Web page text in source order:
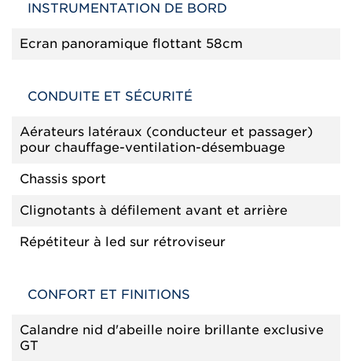
INSTRUMENTATION DE BORD
Ecran panoramique flottant 58cm
CONDUITE ET SÉCURITÉ
Aérateurs latéraux (conducteur et passager)
pour chauffage-ventilation-désembuage
Chassis sport
Clignotants à défilement avant et arrière
Répétiteur à led sur rétroviseur
CONFORT ET FINITIONS
Calandre nid d'abeille noire brillante exclusive
GT